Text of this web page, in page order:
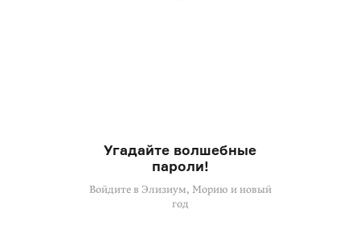
Угадайте волшебные
пароли!
Войдите в Элизиум, Морию и новый
год